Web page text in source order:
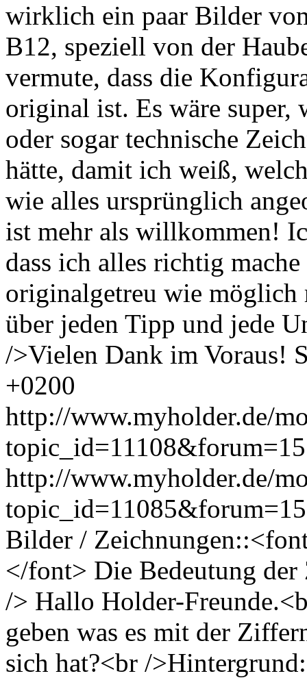
wirklich ein paar Bilder
B12, speziell von der
vermute, dass die
original ist. Es wäre super,
oder sogar technische
hätte, damit ich weiß,
wie alles ursprünglich
ist mehr als willkommen!
dass ich alles richtig
originalgetreu wie möglich
über jeden Tipp und jede
/>Vielen Dank im Voraus!
+0200
http://www.myholder.de/
topic_id=11108&forum=15
http://www.myholder.de/
Bilder /
</font> Die Bedeutung
/> Hallo Holder-
geben was es mit der
sich hat?<br /